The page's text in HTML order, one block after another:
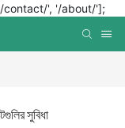
contact/', '/about/'];
সুবিধা